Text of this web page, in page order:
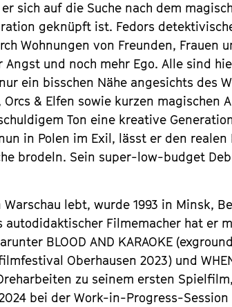
sich auf die Suche nach dem
geknüpft ist. Fedors
Wohnungen von Freunden, Frauen
und noch mehr Ego. Alle sind
ein bisschen Nähe angesichts des
Orcs & Elfen sowie kurzen magischen
Ton eine kreative
in Polen im Exil, lässt er den
brodeln. Sein super-low-budget
Warschau lebt, wurde 1993 in Minsk,
autodidaktischer Filmemacher hat er
BLOOD AND KARAOKE
Oberhausen 2023) und
zu seinem ersten
bei der Work-in-Progress-